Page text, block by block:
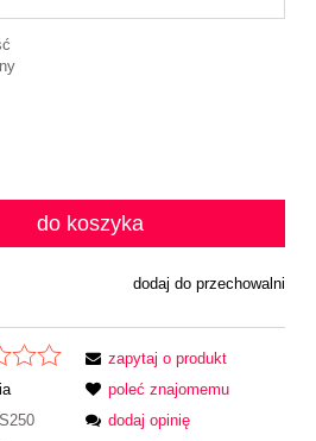
do koszyka
dodaj do przechowalni
zapytaj o produkt
poleć znajomemu
dodaj opinię